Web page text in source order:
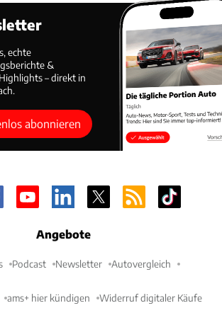
echte
&
– direkt in
abonnieren
Angebote
Podcast Newsletter Autovergleich
ams+ hier kündigen Widerruf digitaler Käufe